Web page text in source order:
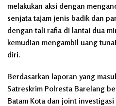
melakukan aksi dengan
senjata tajam jenis badik dan
dengan tali rafia di lantai dua
kemudian mengambil uang
diri.
Berdasarkan laporan yang
Satreskrim Polresta Barelang
Batam Kota dan joint